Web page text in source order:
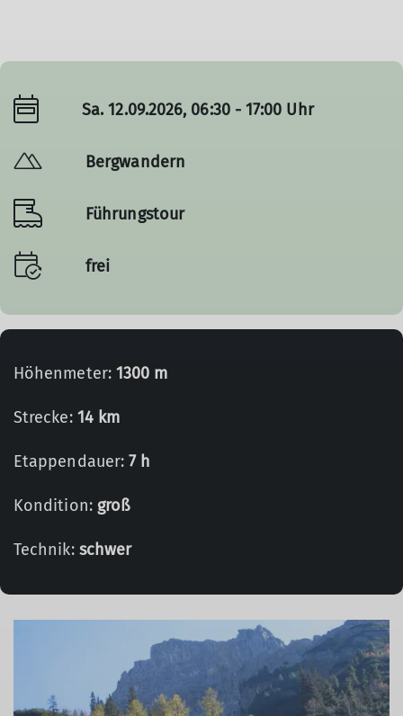
Sa. 12.09.2026, 06:30 - 17:00 Uhr
Bergwandern
Führungstour
frei
Höhenmeter: 1300 m
Strecke: 14 km
Etappendauer:7 h
Kondition: groß
Technik: schwer